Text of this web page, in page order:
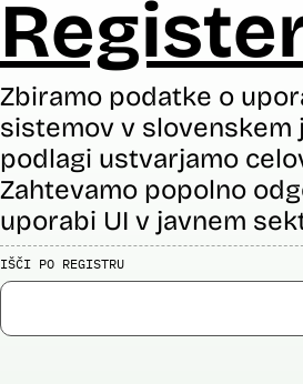
Zbiramo podatke o
sistemov v
podlagi ustvarjamo
Zahtevamo popolno
uporabi UI v javnem
IŠČI PO REGISTRU